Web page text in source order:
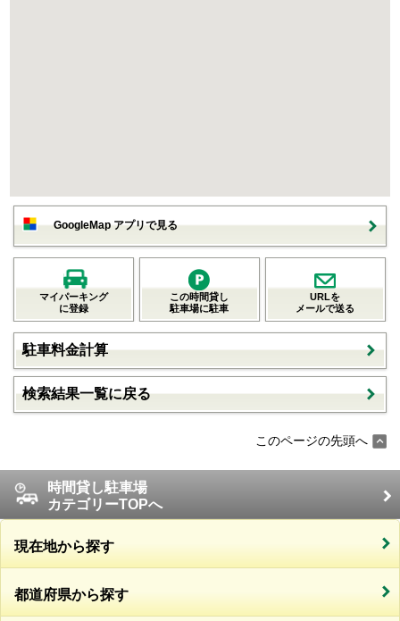
GoogleMap アプリで見る
マイパーキング
に登録
この時間貸し
駐車場に駐車
URLを
メールで送る
駐車料金計算
検索結果一覧に戻る
このページの先頭へ
時間貸し駐車場
カテゴリーTOPへ
現在地から探す
都道府県から探す